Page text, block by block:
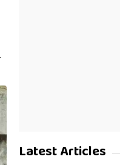
Latest Articles